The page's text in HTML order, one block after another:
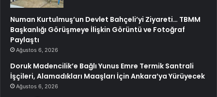
Numan Kurtulmuş’un Devlet Bahçeli’yi Ziyareti… TBMM
Başkanlığı Görüşmeye İlişkin Görüntü ve Fotoğraf
Paylaştı
Ağustos 6, 2026
Doruk Madencilik’e Bağlı Yunus Emre Termik Santrali
İşçileri, Alamadıkları Maaşları İçin Ankara’ya Yürüyecek
Ağustos 6, 2026